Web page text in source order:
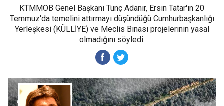
KTMMOB Genel Başkanı Tunç Adanır, Ersin Tatar'ın 20
Temmuz'da temelini attırmayı düşündüğü Cumhurbaşkanlığı
Yerleşkesi (KÜLLİYE) ve Meclis Binası projelerinin yasal
olmadığını söyledi.